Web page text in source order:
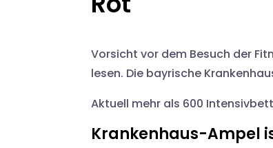
Vorsicht vor dem Besuch der
lesen. Die bayrische
Aktuell mehr als 600
Krankenhaus-Ampel